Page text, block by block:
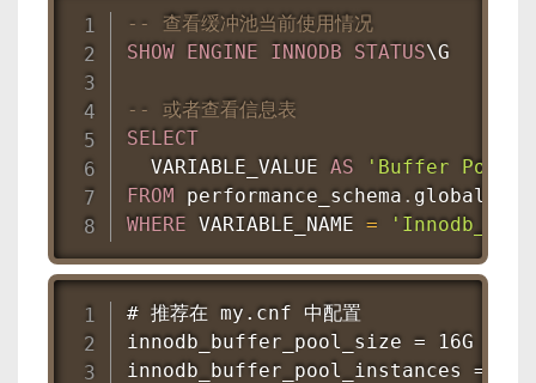
-- 查看缓冲池当前使用情况
SHOW
ENGINE INNODB STATUS\G
-- 或者查看信息表
SELECT
  VARIABLE_VALUE
AS
'Buffer Pool
FROM performance_schema .
WHERE VARIABLE_NAME =
# 推荐在 my.cnf 中配置
innodb_buffer_pool_size = 16G      #
innodb_buffer_pool_instances = 8   #